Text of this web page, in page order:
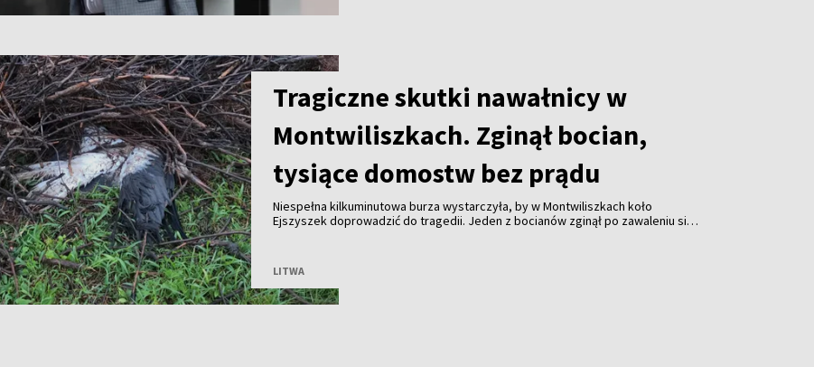
Tragiczne skutki nawałnicy w
Montwiliszkach. Zginął bocian,
tysiące domostw bez prądu
Niespełna kilkuminutowa burza wystarczyła, by w Montwiliszkach koło
Ejszyszek doprowadzić do tragedii. Jeden z bocianów zginął po zawaleniu się
LITWA